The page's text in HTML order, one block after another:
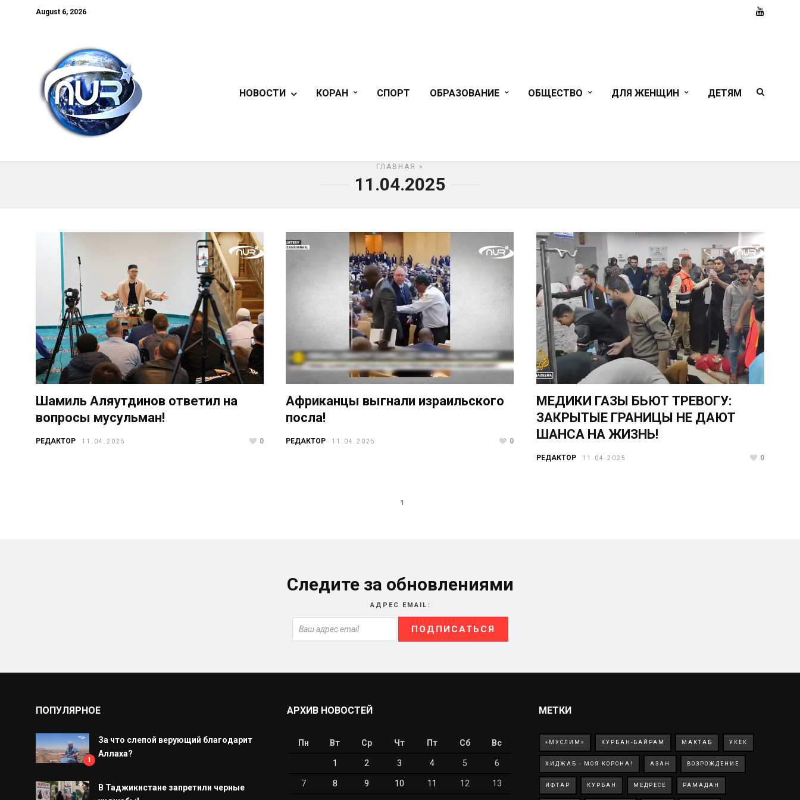
August 6, 2026
НОВОСТИ КОРАН СПОРТ ОБРАЗОВАНИЕ ОБЩЕСТВО ДЛЯ ЖЕНЩИН ДЕТЯМ
ГЛАВНАЯ »
11.04.2025
Шамиль Аляутдинов ответил на
вопросы мусульман!
РЕДАКТОР 11.04.2025 0
Африканцы выгнали израильского
посла!
РЕДАКТОР 11.04.2025 0
МЕДИКИ ГАЗЫ БЬЮТ ТРЕВОГУ:
ЗАКРЫТЫЕ ГРАНИЦЫ НЕ ДАЮТ
ШАНСА НА ЖИЗНЬ!
РЕДАКТОР 11.04.2025 0
1
Следите за обновлениями
АДРЕС EMAIL:
ПОПУЛЯРНОЕ
1
За что слепой верующий благодарит
Аллаха?
В Таджикистане запретили черные
АРХИВ НОВОСТЕЙ
Пн Вт Ср Чт Пт Сб Вс
1 2 3 4 5 6
7 8 9 10 11 12 13
МЕТКИ
«МУСЛИМ» КУРБАН-БАЙРАМ МАКТАБ УКЕК
ХИДЖАБ - МОЯ КОРОНА! АЗАН ВОЗРОЖДЕНИЕ
ИФТАР КУРБАН МЕДРЕСЕ РАМАДАН